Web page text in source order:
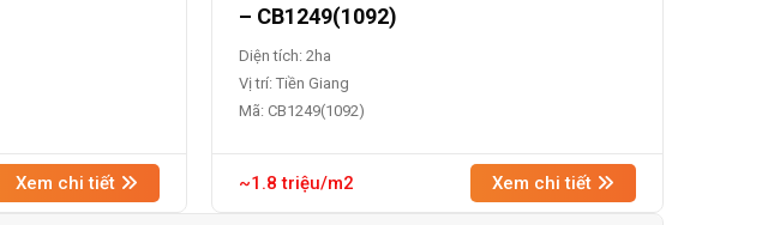
Xem chi tiết
– CB1249(1092)
Diện tích: 2ha
Vị trí: Tiền Giang
Mã: CB1249(1092)
~1.8 triệu/m2 Xem chi tiết